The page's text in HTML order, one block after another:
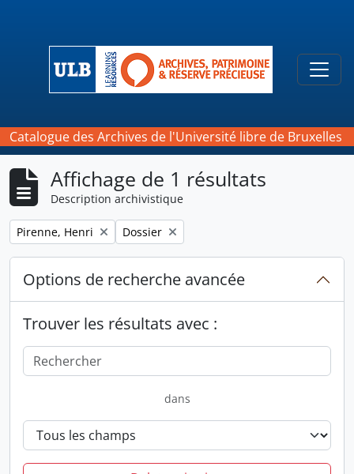
Catalogue des Archives de l'Université libre de Bruxelles
Affichage de 1 résultats
Description archivistique
Remove filter:
Pirenne, Henri Remove filter:
Dossier
Options de recherche avancée
Trouver les résultats avec :
dans